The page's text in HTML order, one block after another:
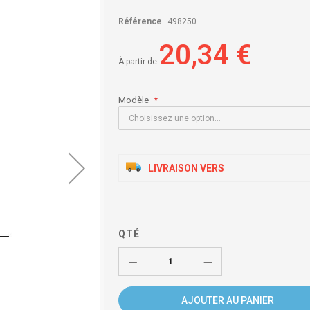
Référence 498250
À partir de 20,34 €
Modèle
LIVRAISON VERS
QTÉ
AJOUTER AU PANIER